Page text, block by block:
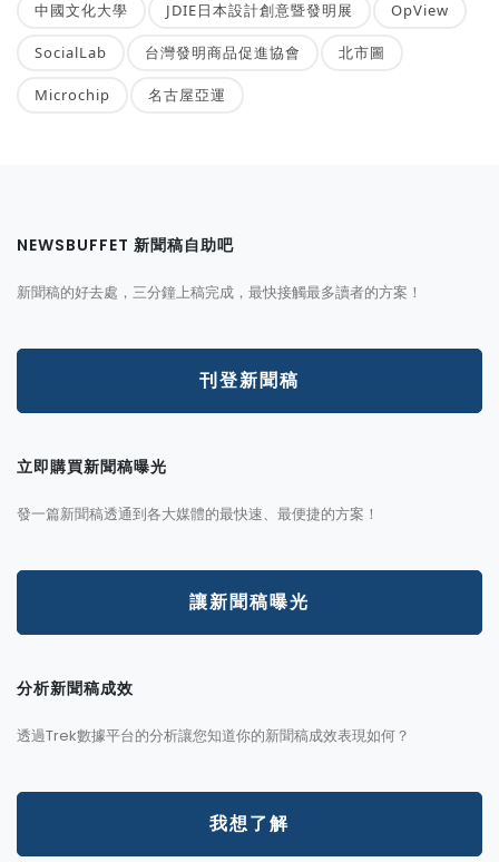
中國文化大學 JDIE日本設計創意暨發明展 OpView
SocialLab 台灣發明商品促進協會 北市圖
Microchip 名古屋亞運
NEWSBUFFET 新聞稿自助吧
新聞稿的好去處，三分鐘上稿完成，最快接觸最多讀者的方案！
刊登新聞稿
立即購買新聞稿曝光
發一篇新聞稿透通到各大媒體的最快速、最便捷的方案！
讓新聞稿曝光
分析新聞稿成效
透過Trek數據平台的分析讓您知道你的新聞稿成效表現如何？
我想了解